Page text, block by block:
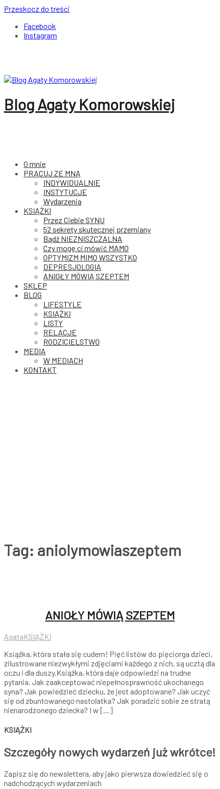
Przeskocz do treści
Facebook
Instagram
Blog Agaty Komorowskiej
O mnie
PRACUJ ZE MNĄ
INDYWIDUALNIE
INSTYTUCJE
Wydarzenia
KSIĄŻKI
Przez Ciebie SYNU
52 sekrety skutecznej przemiany
Bądź NIEZNISZCZALNA
Czy mogę ci mówić MAMO
OPTYMIZM MIMO WSZYSTKO
DEPRESJOLOGIA
ANIOŁY MÓWIĄ SZEPTEM
SKLEP
BLOG
LIFESTYLE
KSIĄŻKI
LISTY
RELACJE
RODZICIELSTWO
MEDIA
W MEDIACH
KONTAKT
Tag: aniolymowiaszeptem
ANIOŁY MÓWIĄ SZEPTEM
AgataKSIĄŻKI
Książka, która stała się cudem! Pięć listów do pięciorga dzieci,
zilustrowane niezwykłymi zdjęciami każdego z nich, są ucztą dla
oczu i dla duszy.Książka, która daje odpowiedzi na trudne
pytania. Jak zaakceptować niepełnosprawność ukochanego
syna? Jak powiedzieć dziecku, że jest adoptowane? Jak uczyć
się od zbuntowanego nastolatka? Jak poradzić sobie ze stratą
nienarodzonego dziecka? I w […]
KSIĄŻKI
Szczegóły nowych wydarzeń już wkrótce!
Zapisz się do newslettera, aby jako pierwsza dowiedzieć się o
nadchodzących wydarzeniach